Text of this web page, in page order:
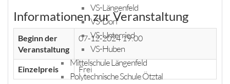
VS-Längenfeld
VS-Dorf
VS-Unterried
VS-Huben
Mittelschule Längenfeld
Polytechnische Schule Ötztal
Informationen zur Veranstaltung
Beginn der
Veranstaltung
07-12-2024 19:00
Einzelpreis Frei